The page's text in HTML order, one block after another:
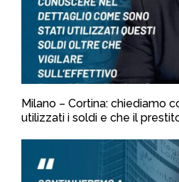
Milano – Cortina: chiediamo
utilizzati i soldi e che il